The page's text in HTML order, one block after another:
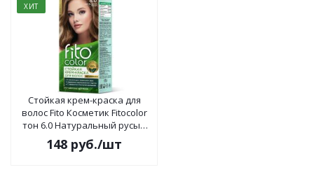
ХИТ
Стойкая крем-краска для
волос Fito Косметик Fitocolor
тон 6.0 Натуральный русый
115мл
148 руб./шт